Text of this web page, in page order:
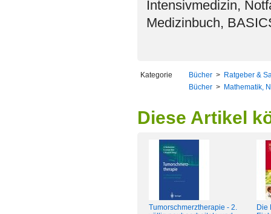
Intensivmedizin,
Medizinbuch,
Kategorie Bücher > Ratgeber &
Bücher > Mathematik,
Diese Artikel
Tumorschmerztherapie - 2.
Die